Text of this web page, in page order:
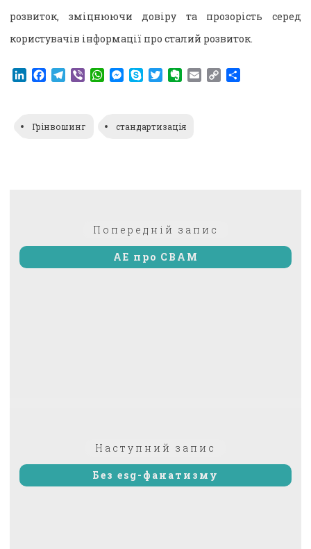
розвиток, зміцнюючи довіру та прозорість серед
користувачів інформації про сталий розвиток.
LinkedIn
Facebook
Telegram
ViberWhatsApp
Messenger
SkypeTwitterEvernote
EmailCopy
Грінвошинг стандартизація
Попередній запис
AE про CBAM
Наступний запис
Без esg-фанатизму